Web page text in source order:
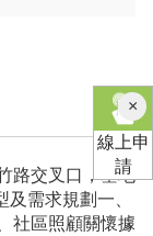
路交叉口，基地
需求規劃一、
社區照顧關懷據
×關
閉
線上申
請